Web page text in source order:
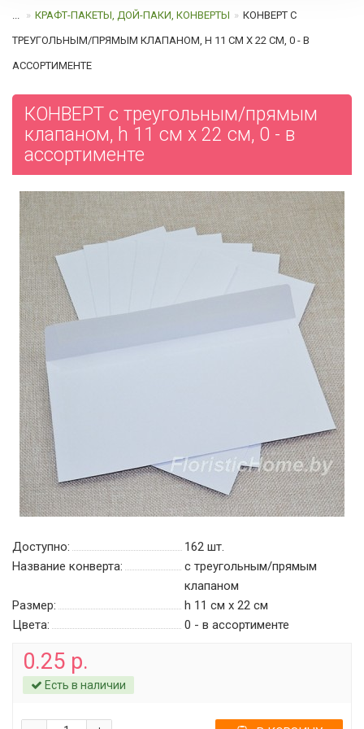
... КРАФТ-ПАКЕТЫ, ДОЙ-ПАКИ, КОНВЕРТЫ КОНВЕРТ С
ТРЕУГОЛЬНЫМ/ПРЯМЫМ КЛАПАНОМ, H 11 СМ Х 22 СМ, 0 - В
АССОРТИМЕНТЕ
КОНВЕРТ с треугольным/прямым
клапаном, h 11 см х 22 см, 0 - в
ассортименте
Доступно: 162 шт.
Название конверта:
с треугольным/прямым
клапаном
Размер:
h 11 см х 22 см
Цвета:
0 - в ассортименте
0.25 р.
Есть в наличии